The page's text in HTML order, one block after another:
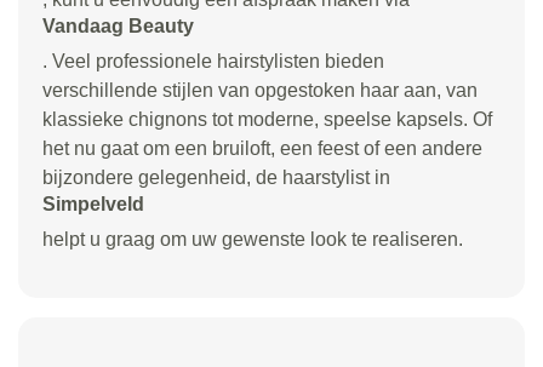
Vandaag Beauty
. Veel professionele hairstylisten bieden
verschillende stijlen van opgestoken haar aan, van
klassieke chignons tot moderne, speelse kapsels. Of
het nu gaat om een bruiloft, een feest of een andere
bijzondere gelegenheid, de haarstylist in
Simpelveld
helpt u graag om uw gewenste look te realiseren.